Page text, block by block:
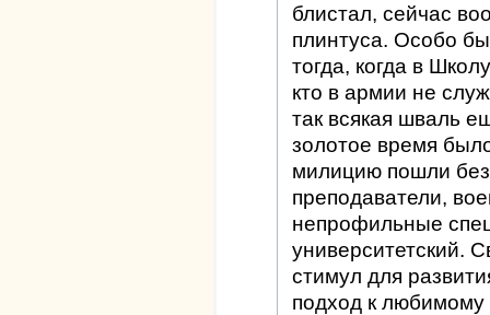
блистал, сейчас
плинтуса. Особо
тогда, когда в
кто в армии не
так всякая шваль
золотое время
милицию пошли
преподаватели,
непрофильные
университетский.
стимул для
подход к любимому